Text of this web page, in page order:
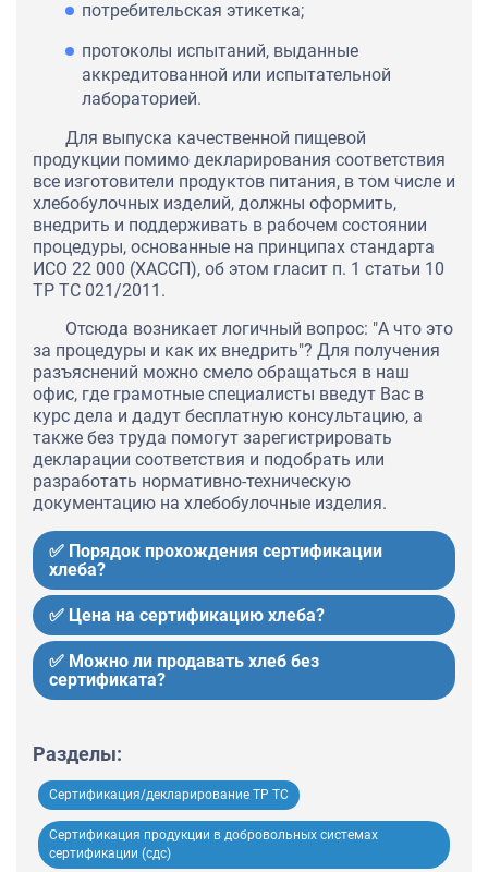
потребительская этикетка;
протоколы испытаний, выданные
аккредитованной или испытательной
лабораторией.
Для выпуска качественной пищевой
продукции помимо декларирования соответствия
все изготовители продуктов питания, в том числе и
хлебобулочных изделий, должны оформить,
внедрить и поддерживать в рабочем состоянии
процедуры, основанные на принципах стандарта
ИСО 22 000 (ХАССП), об этом гласит п. 1 статьи 10
ТР ТС 021/2011.
Отсюда возникает логичный вопрос: "А что это
за процедуры и как их внедрить"? Для получения
разъяснений можно смело обращаться в наш
офис, где грамотные специалисты введут Вас в
курс дела и дадут бесплатную консультацию, а
также без труда помогут зарегистрировать
декларации соответствия и подобрать или
разработать нормативно-техническую
документацию на хлебобулочные изделия.
✅ Порядок прохождения сертификации
хлеба?
✅ Цена на сертификацию хлеба?
✅ Можно ли продавать хлеб без
сертификата?
Разделы:
Сертификация/декларирование ТР ТС
Сертификация продукции в добровольных системах
сертификации (сдс)